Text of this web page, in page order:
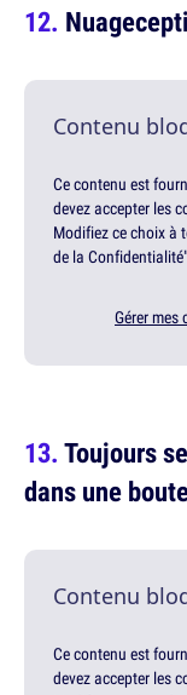
Contenu
Ce contenu est
devez accepter les
Modifiez ce choix à
de la
Gérer mes
Toujours
dans une
Contenu
Ce contenu est
devez accepter les